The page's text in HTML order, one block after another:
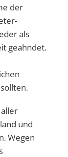
der
als
geahndet.
und
Wegen